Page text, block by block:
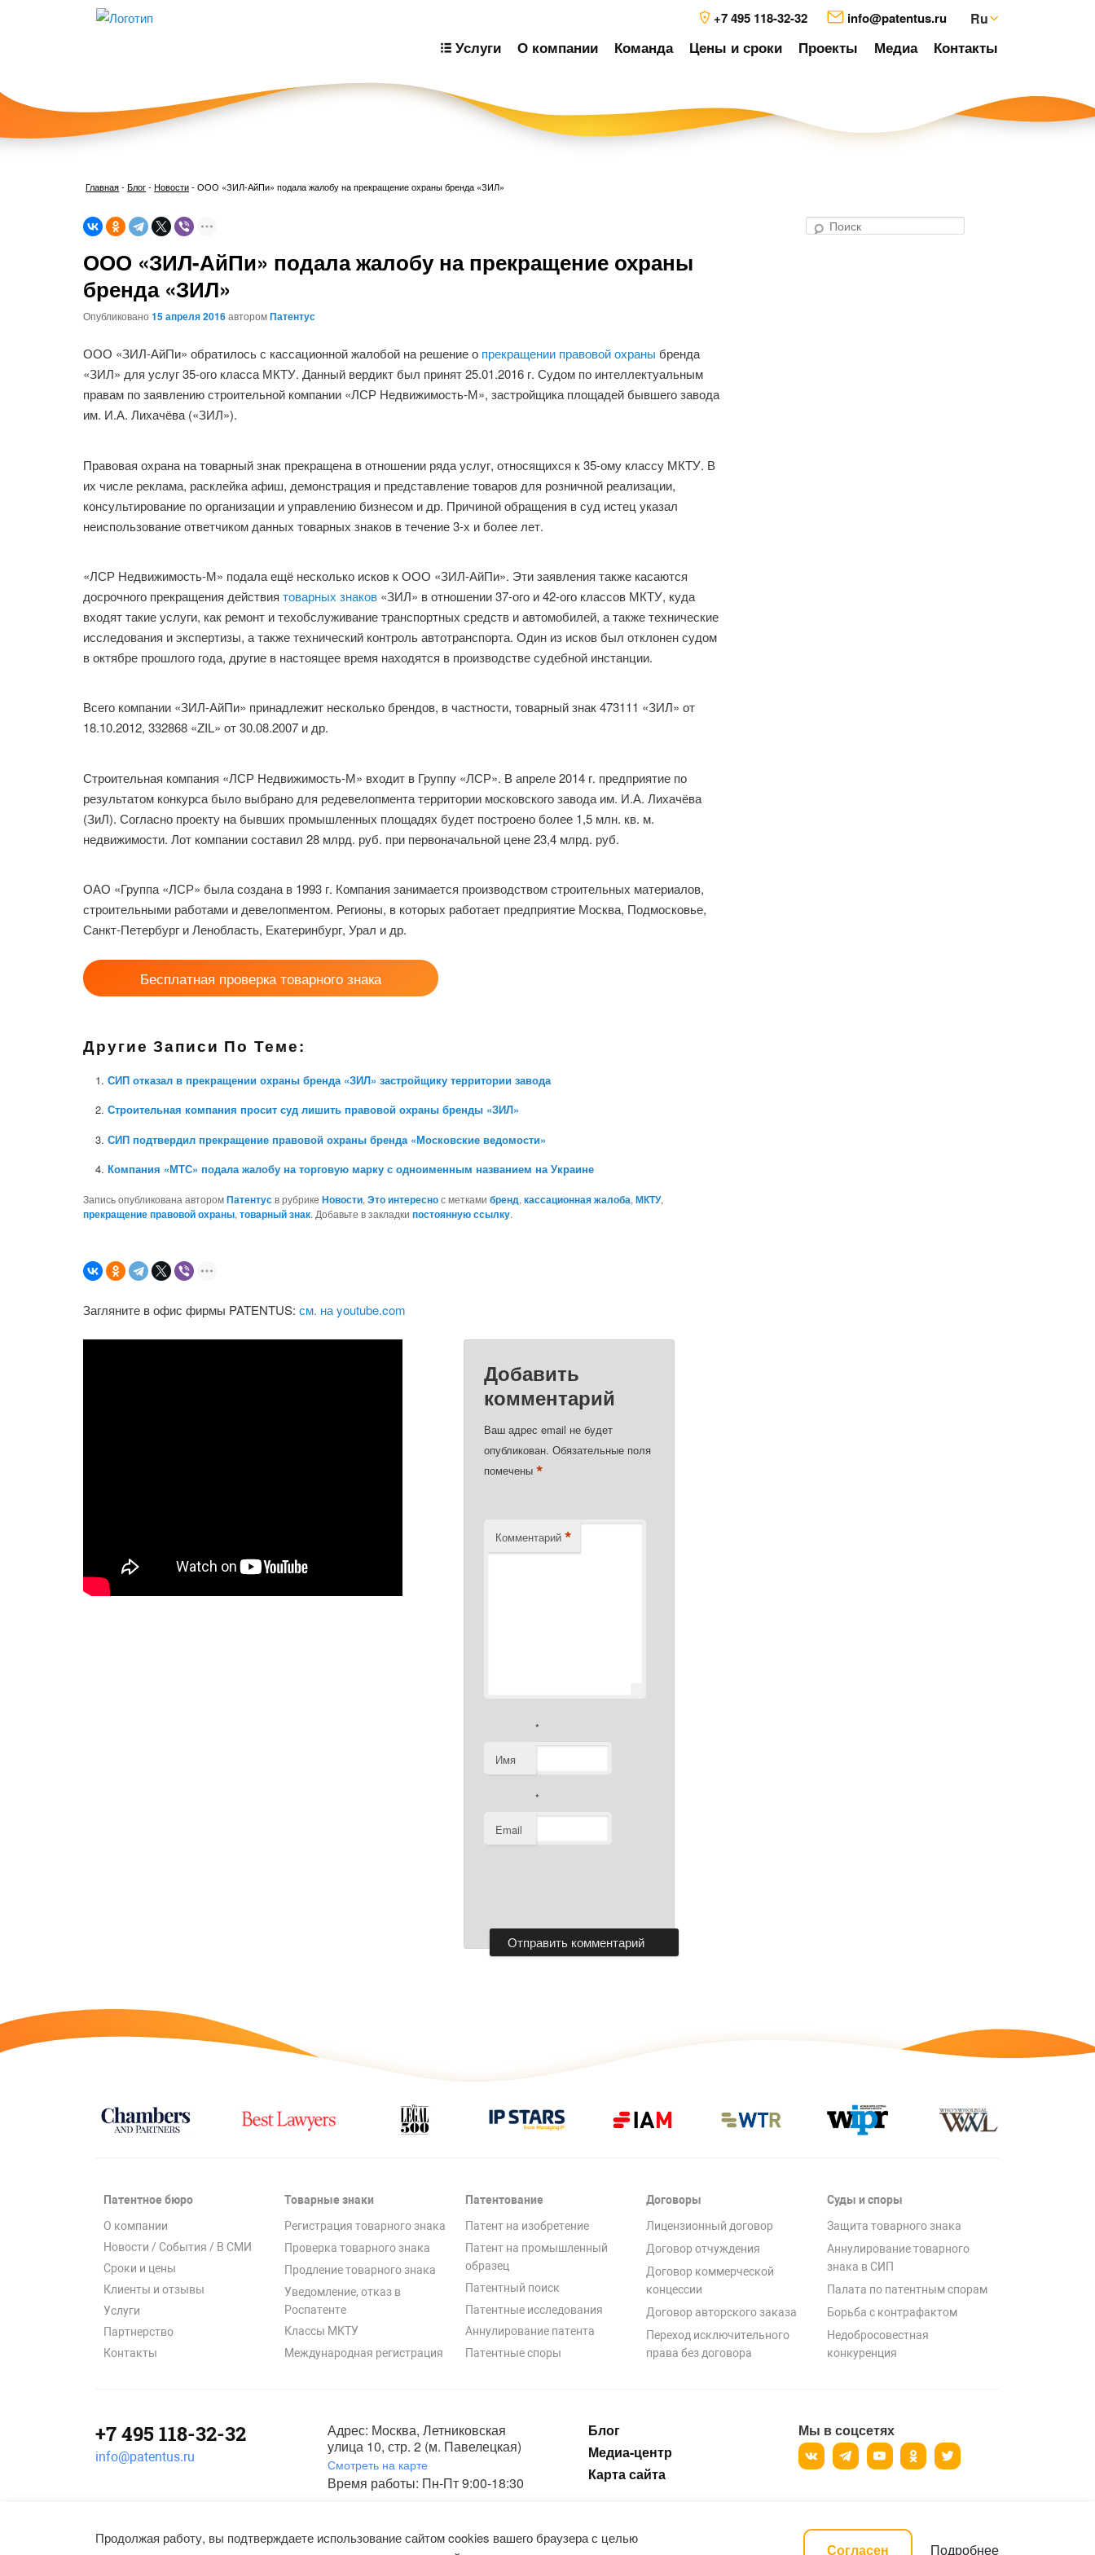
+7 495 118-32-32 info@patentus.ru Ru
Услуги О компании Команда Цены и сроки Проекты Медиа Контакты
Главная-Блог- Новости- ООО «ЗИЛ-АйПи» подала жалобу на прекращение охраны бренда «ЗИЛ»
ООО «ЗИЛ-АйПи» подала жалобу на прекращение охраны
бренда «ЗИЛ»
Опубликовано15 апреля 2016авторомПатентус
ООО «ЗИЛ-АйПи» обратилось с кассационной жалобой на решение о прекращении правовой охраны бренда
«ЗИЛ» для услуг 35-ого класса МКТУ. Данный вердикт был принят 25.01.2016 г. Судом по интеллектуальным
правам по заявлению строительной компании «ЛСР Недвижимость-М», застройщика площадей бывшего завода
им. И.А. Лихачёва («ЗИЛ»).
Правовая охрана на товарный знак прекращена в отношении ряда услуг, относящихся к 35-ому классу МКТУ. В
их числе реклама, расклейка афиш, демонстрация и представление товаров для розничной реализации,
консультирование по организации и управлению бизнесом и др. Причиной обращения в суд истец указал
неиспользование ответчиком данных товарных знаков в течение 3-х и более лет.
«ЛСР Недвижимость-М» подала ещё несколько исков к ООО «ЗИЛ-АйПи». Эти заявления также касаются
досрочного прекращения действиятоварных знаков «ЗИЛ» в отношении 37-ого и 42-ого классов МКТУ, куда
входят такие услуги, как ремонт и техобслуживание транспортных средств и автомобилей, а также технические
исследования и экспертизы, а также технический контроль автотранспорта. Один из исков был отклонен судом
в октябре прошлого года, другие в настоящее время находятся в производстве судебной инстанции.
Всего компании «ЗИЛ-АйПи» принадлежит несколько брендов, в частности, товарный знак 473111 «ЗИЛ» от
18.10.2012, 332868 «ZIL» от 30.08.2007 и др.
Строительная компания «ЛСР Недвижимость-М» входит в Группу «ЛСР». В апреле 2014 г. предприятие по
результатом конкурса было выбрано для редевелопмента территории московского завода им. И.А. Лихачёва
(ЗиЛ). Согласно проекту на бывших промышленных площадях будет построено более 1,5 млн. кв. м.
недвижимости. Лот компании составил 28 млрд. руб. при первоначальной цене 23,4 млрд. руб.
ОАО «Группа «ЛСР» была создана в 1993 г. Компания занимается производством строительных материалов,
строительными работами и девелопментом. Регионы, в которых работает предприятие Москва, Подмосковье,
Санкт-Петербург и Ленобласть, Екатеринбург, Урал и др.
Бесплатная проверка товарного знака
Другие Записи По Теме:
СИП отказал в прекращении охраны бренда «ЗИЛ» застройщику территории завода
Строительная компания просит суд лишить правовой охраны бренды «ЗИЛ»
СИП подтвердил прекращение правовой охраны бренда «Московские ведомости»
Компания «МТС» подала жалобу на торговую марку с одноименным названием на Украине
Запись опубликована авторомПатентусв рубрикеНовости,Это интереснос меткамибренд,кассационная жалоба,МКТУ,
прекращение правовой охраны,товарный знак. Добавьте в закладкипостоянную ссылку.
Загляните в офис фирмы PATENTUS:см. на youtube.com
Добавить
комментарий
Ваш адрес email не будет
опубликован. Обязательные поля
помечены*
Комментарий *
Имя
*
Email
*
Патентное бюро
О компании
Новости / События / В СМИ
Сроки и цены
Клиенты и отзывы
Услуги
Партнерство
Контакты
Товарные знаки
Регистрация товарного знака
Проверка товарного знака
Продление товарного знака
Уведомление, отказ в
Роспатенте
Классы МКТУ
Международная регистрация
Патентование
Патент на изобретение
Патент на промышленный
образец
Патентный поиск
Патентные исследования
Аннулирование патента
Патентные споры
Договоры
Лицензионный договор
Договор отчуждения
Договор коммерческой
концессии
Договор авторского заказа
Переход исключительного
права без договора
Суды и споры
Защита товарного знака
Аннулирование товарного
знака в СИП
Палата по патентным спорам
Борьба с контрафактом
Недобросовестная
конкуренция
+7 495 118-32-32
info@patentus.ru
Адрес: Москва, Летниковская
улица 10, стр. 2 (м. Павелецкая)
Смотреть на карте
Время работы: Пн-Пт 9:00-18:30
Блог
Медиа-центр
Карта сайта
Мы в соцсетях
Все права защищены.
Продолжая работу, вы подтверждаете использование сайтом cookies вашего браузера с целью
Согласен Подробнее